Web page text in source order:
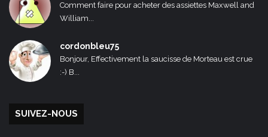
Comment faire pour acheter des assiettes Maxwell and
William...
cordonbleu75
Bonjour, Effectivement la saucisse de Morteau est crue
:-) B...
SUIVEZ-NOUS